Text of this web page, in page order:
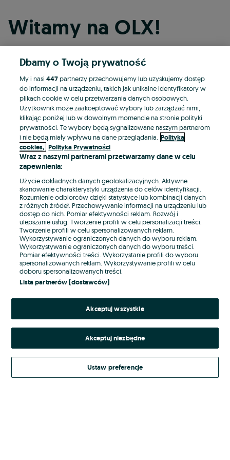
Witamy na OLX!
Kontynuuj przez Facebooka
Kontynuuj przez konto Apple
Kontynuuj przez konto Google
LUB
E-mail
Hasło
Nie pamiętasz hasła?
Zaloguj się
Kontynuując za pośrednictwem jednego z dostawców wskazanych powyżej,
Regulamin serwisuOLX.pl w jego aktualnym brzmieniu.
Dbamy o Twoją prywatność
My i nasi447partnerzy przechowujemy lub uzyskujemy dostęp
do informacji na urządzeniu, takich jak unikalne identyfikatory w
plikach cookie w celu przetwarzania danych osobowych.
Użytkownik może zaakceptować wybory lub zarządzać nimi,
klikając poniżej lub w dowolnym momencie na stronie polityki
prywatności. Te wybory będą sygnalizowane naszym partnerom
i nie będą miały wpływu na dane przeglądania. Polityka
cookies, Polityka Prywatności
Wraz z naszymi partnerami przetwarzamy dane w celu
zapewnienia:
Użycie dokładnych danych geolokalizacyjnych. Aktywne
skanowanie charakterystyki urządzenia do celów identyfikacji.
Rozumienie odbiorców dzięki statystyce lub kombinacji danych
z różnych źródeł. Przechowywanie informacji na urządzeniu lub
dostęp do nich. Pomiar efektywności reklam. Rozwój i
ulepszanie usług. Tworzenie profili w celu personalizacji treści.
Tworzenie profili w celu spersonalizowanych reklam.
Wykorzystywanie ograniczonych danych do wyboru reklam.
Wykorzystywanie ograniczonych danych do wyboru treści.
Pomiar efektywności treści. Wykorzystanie profili do wyboru
spersonalizowanych reklam. Wykorzystywanie profili w celu
doboru spersonalizowanych treści.
Lista partnerów (dostawców)
Akceptuj wszystkie
Akceptuj niezbędne
Ustaw preferencje